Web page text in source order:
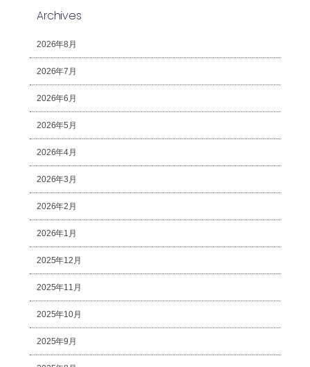
Archives
2026年8月
2026年7月
2026年6月
2026年5月
2026年4月
2026年3月
2026年2月
2026年1月
2025年12月
2025年11月
2025年10月
2025年9月